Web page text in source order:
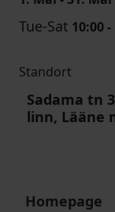
Tue-Sat 10:00
Standort
Sadama tn
linn, Lääne
Homepage